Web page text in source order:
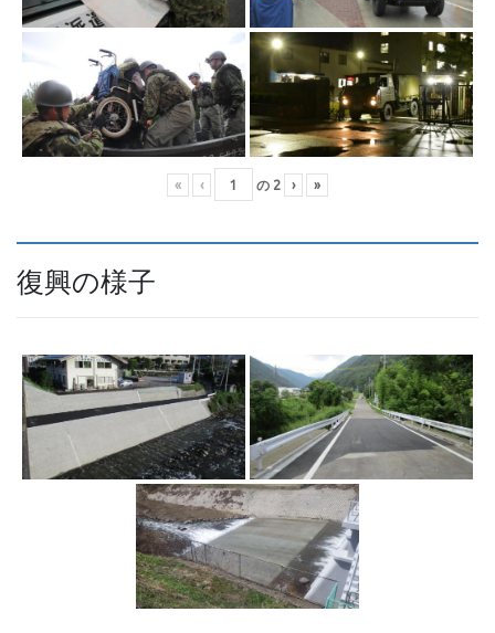
« ‹ の 2 › »
復興の様子